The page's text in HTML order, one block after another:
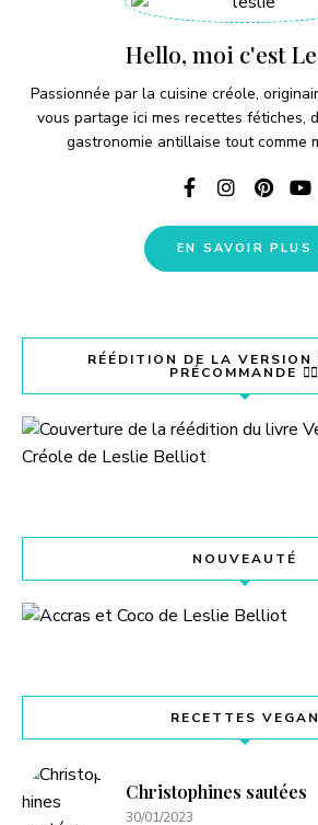
Hello, moi c'est
Passionnée par la cuisine créole,
vous partage ici mes recettes fétiches,
gastronomie antillaise tout comme
EN SAVOIR PLUS
RÉÉDITION DE LA VERSION
PRÉCOMMANDE 👇🏽
NOUVEAUTÉ
RECETTES VEGAN
Christophines sautées
30/01/2023